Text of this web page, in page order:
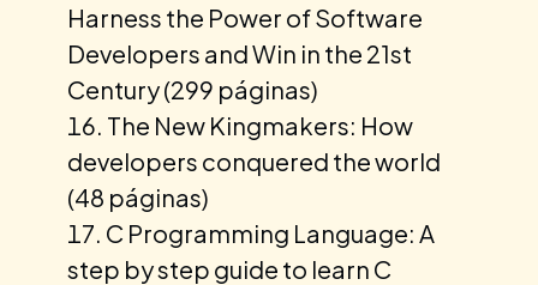
Harness the Power of Software
Developers and Win in the 21st
Century (299 páginas)
The New Kingmakers: How
developers conquered the world
(48 páginas)
C Programming Language: A
step by step guide to learn C